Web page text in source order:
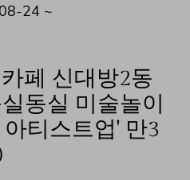
24 ~
페 신대방2동
동실 미술놀이
티스트업' 만3